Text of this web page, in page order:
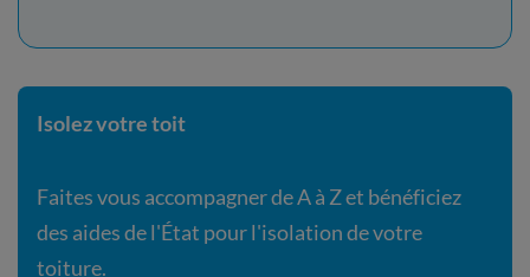
Isolez votre toit
Faites vous accompagner de A à Z et bénéficiez
des aides de l'État pour l'isolation de votre
toiture.